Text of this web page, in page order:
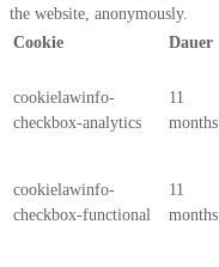
the website, anonymously.
Cookie
Dauer
cookielawinfo-
checkbox-analytics
11
months
cookielawinfo-
checkbox-functional
11
months